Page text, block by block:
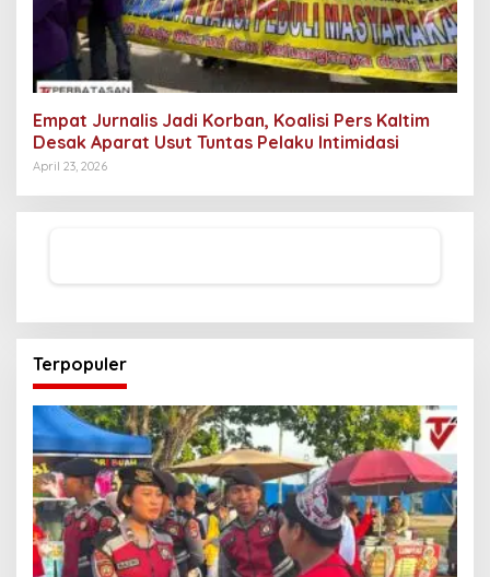
Empat Jurnalis Jadi Korban, Koalisi Pers Kaltim
Desak Aparat Usut Tuntas Pelaku Intimidasi
April 23, 2026
Terpopuler